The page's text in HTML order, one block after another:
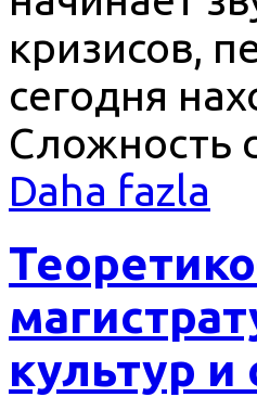
кризисов,
сегодня
Сложность
Daha fazla
культур и